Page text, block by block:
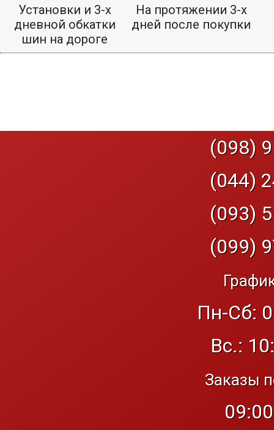
Установки и 3-х
дневной обкатки
шин на дороге
На протяжении 3-х
дней после покупки
(098)
(044)
(093)
(099)
Пн-Сб:
Вс.:
Заказы